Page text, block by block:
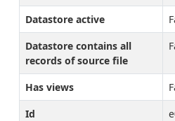
Datastore active
Datastore contains all
records of source file
Has views
Id